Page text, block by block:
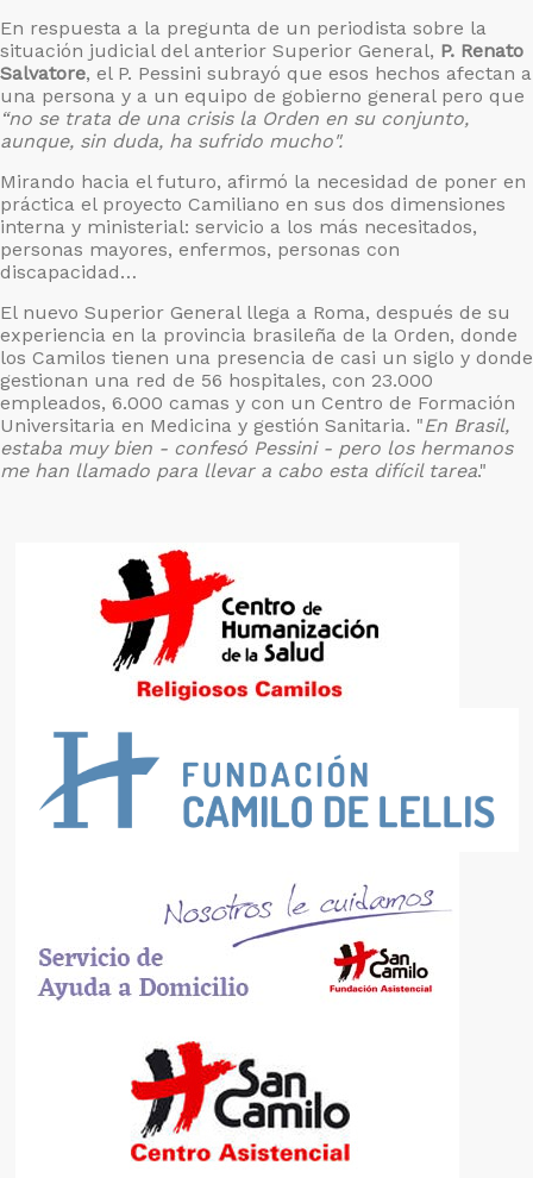
En respuesta a la pregunta de un periodista sobre la
situación judicial del anterior Superior General, P. Renato
Salvatore, el P. Pessini subrayó que esos hechos afectan a
una persona y a un equipo de gobierno general pero que
“no se trata de una crisis la Orden en su conjunto,
aunque, sin duda, ha sufrido mucho".
Mirando hacia el futuro, afirmó la necesidad de poner en
práctica el proyecto Camiliano en sus dos dimensiones
interna y ministerial: servicio a los más necesitados,
personas mayores, enfermos, personas con
discapacidad…
El nuevo Superior General llega a Roma, después de su
experiencia en la provincia brasileña de la Orden, donde
los Camilos tienen una presencia de casi un siglo y donde
gestionan una red de 56 hospitales, con 23.000
empleados, 6.000 camas y con un Centro de Formación
Universitaria en Medicina y gestión Sanitaria. "En Brasil,
estaba muy bien - confesó Pessini - pero los hermanos
me han llamado para llevar a cabo esta difícil tarea."